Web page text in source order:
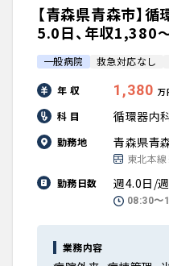
【青森県青森市】
5.0日、年収1,380
一般病院 救急対応なし
年 収 1,380 万
科 目 循環器内
勤務地 青森県青
東北本
勤務日数
週4.0日/
08:30〜
業務内容